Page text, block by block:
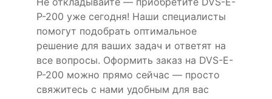
P-200 уже сегодня! Наши специалисты
помогут подобрать оптимальное
решение для ваших задач и ответят на
все вопросы. Оформить заказ на DVS-E-
P-200 можно прямо сейчас — просто
свяжитесь с нами удобным для вас